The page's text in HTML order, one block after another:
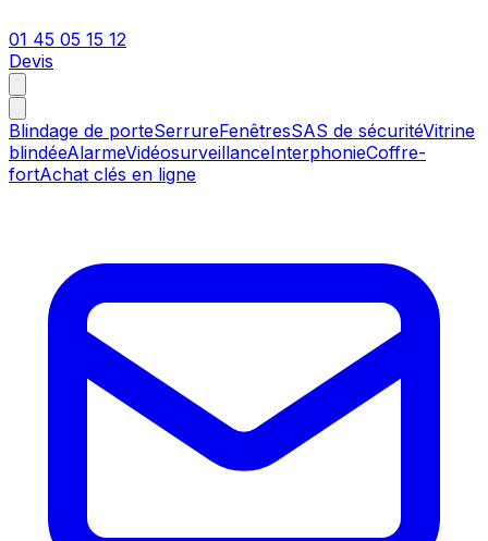
01 45 05 15 12
Devis
Blindage de porteSerrureFenêtresSAS de sécuritéVitrine
blindéeAlarmeVidéosurveillanceInterphonieCoffre-
fortAchat clés en ligne